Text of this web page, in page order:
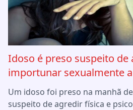
Idoso é preso suspeito de
importunar sexualmente
Um idoso foi preso na manhã
suspeito de agredir física e